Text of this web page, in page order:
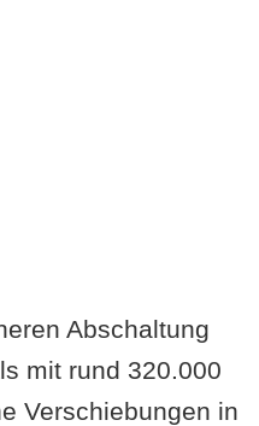
Abschaltung
mit rund 320.000
Verschiebungen in